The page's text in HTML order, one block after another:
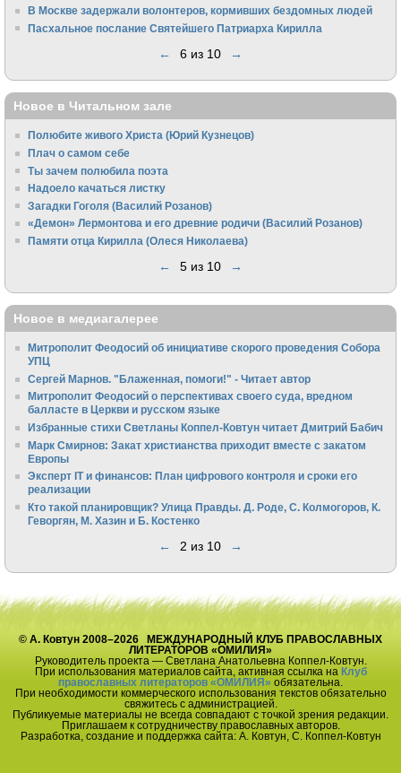
В Москве задержали волонтеров, кормивших бездомных людей
Пасхальное послание Святейшего Патриарха Кирилла
← 6 из 10 →
Новое в Читальном зале
Полюбите живого Христа (Юрий Кузнецов)
Плач о самом себе
Ты зачем полюбила поэта
Надоело качаться листку
Загадки Гоголя (Василий Розанов)
«Демон» Лермонтова и его древние родичи (Василий Розанов)
Памяти отца Кирилла (Олеся Николаева)
← 5 из 10 →
Новое в медиагалерее
Митрополит Феодосий об инициативе скорого проведения Собора
УПЦ
Сергей Марнов. "Блаженная, помоги!" - Читает автор
Митрополит Феодосий о перспективах своего суда, вредном
балласте в Церкви и русском языке
Избранные стихи Светланы Коппел-Ковтун читает Дмитрий Бабич
Марк Смирнов: Закат христианства приходит вместе с закатом
Европы
Эксперт IT и финансов: План цифрового контроля и сроки его
реализации
Кто такой планировщик? Улица Правды. Д. Роде, С. Колмогоров, К.
Геворгян, М. Хазин и Б. Костенко
← 2 из 10 →
© А. Ковтун 2008–2026 МЕЖДУНАРОДНЫЙ КЛУБ ПРАВОСЛАВНЫХ
ЛИТЕРАТОРОВ «ОМИЛИЯ»
Руководитель проекта — Светлана Анатольевна Коппел-Ковтун.
При использования материалов сайта, активная ссылка на Клуб
православных литераторов «ОМИЛИЯ» обязательна.
При необходимости коммерческого использования текстов обязательно
свяжитесь с администрацией.
Публикуемые материалы не всегда совпадают с точкой зрения редакции.
Приглашаем к сотрудничеству православных авторов.
Разработка, создание и поддержка сайта: А. Ковтун, С. Коппел-Ковтун